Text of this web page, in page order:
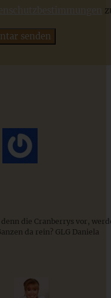
die Cranberrys vor,
da rein? GLG Daniela